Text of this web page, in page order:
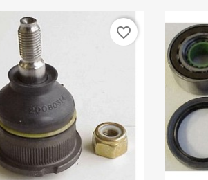
favorite_border